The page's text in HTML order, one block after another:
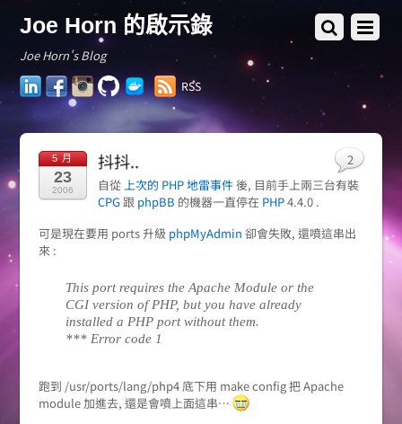
Joe Horn 的啟示錄
Joe Horn's Blog
LinkedInFacebookInstagram
GitHubDocker
Hub
RSS
5 月
23
2006
抖抖..
自從上次的 PHP 地雷事件後, 目前手上兩三台有裝
CPG 跟 phpBB 的機器一直停在 PHP4.4.0 .
可是現在要用 ports 升級 phpMyAdmin 卻會失敗, 還噴這串出
來 :
This port requires the Apache Module or the
CGI version of PHP, but you have already
installed a PHP port without them.
*** Error code 1
跑到 /usr/ports/lang/php4 底下用 make config 把 Apache
module 加進去, 還是會噴上面這串…
2